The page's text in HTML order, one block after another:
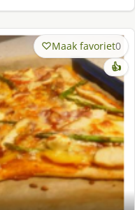
Maak favoriet0
👍